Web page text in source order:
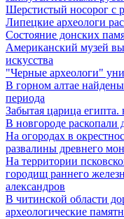
Шерстистый носорог с
Липецкие археологи
Состояние донских
Американский музей
искусства
"Черные археологи"
В горном алтае
периода
Забытая царица
В новгороде раскопали
На огородах в
развалины древнего
На территории
городищ раннего
александров
В читинской области
археологические